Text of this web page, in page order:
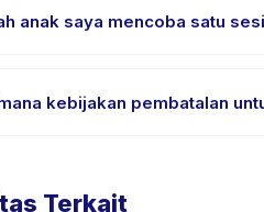
untuk bahasa yang didukung.
anak saya mencoba satu
kebijakan pembatalan
Terkait